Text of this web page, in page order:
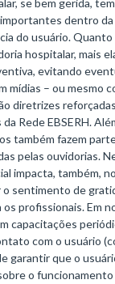
se bem gerida,
dentro da
do usuário.
hospitalar, mais
evitando
mídias – ou mesmo
diretrizes
Rede EBSERH.
também fazem
pelas ouvidorias.
impacta, também,
o sentimento de
profissionais. Em
capacitações
com o usuário
garantir que o
o